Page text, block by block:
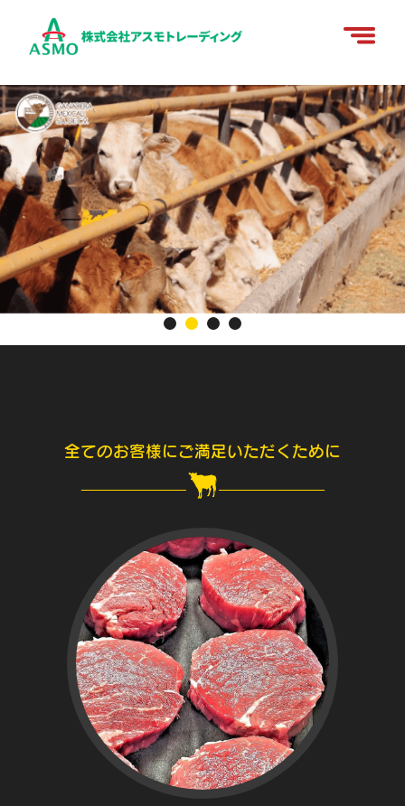
全てのお客様にご満足いただくために